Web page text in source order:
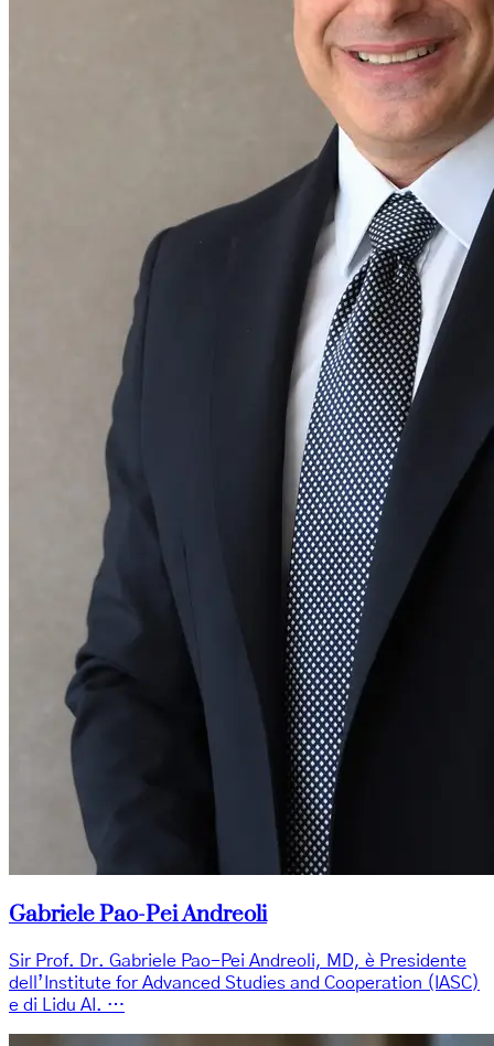
Gabriele Pao-Pei Andreoli
Sir Prof. Dr. Gabriele Pao-Pei Andreoli, MD, è Presidente
dell’Institute for Advanced Studies and Cooperation (IASC)
e di Lidu AI. …